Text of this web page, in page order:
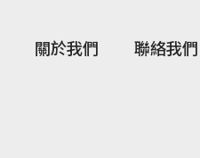
關於我們 聯絡我們